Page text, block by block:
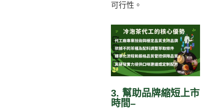
可行性。
3. 幫助品牌縮短上市
時間–